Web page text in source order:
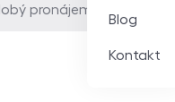
Blog
Kontakt
pronájem